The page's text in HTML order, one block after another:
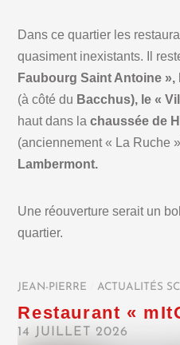
Dans ce quartier les
quasiment inexistants. Il
Faubourg Saint Antoine »,
(à côté du Bacchus), le «
haut dans la chaussée de
(anciennement « La Ruche
Lambermont.
Une réouverture serait un
quartier.
JEAN-PIERRE ACTUALITÉS
Restaurant «
14 JUILLET 2026